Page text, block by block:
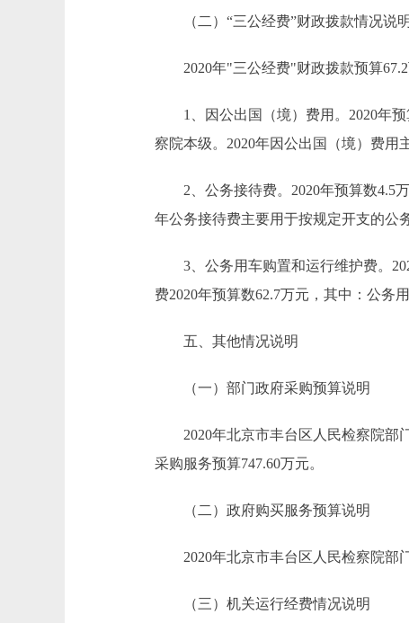
（二）“三公经费”财政拨款情况说明
2020年"三公经费"财政拨款预算67.2
1、因公出国（境）费用。2020年预
察院本级。2020年因公出国（境）费用
2、公务接待费。2020年预算数4.5万
年公务接待费主要用于按规定开支的公
3、公务用车购置和运行维护费。
费2020年预算数62.7万元，其中：公务
五、其他情况说明
（一）部门政府采购预算说明
2020年北京市丰台区人民检察院部门
采购服务预算747.60万元。
（二）政府购买服务预算说明
2020年北京市丰台区人民检察院部门
（三）机关运行经费情况说明